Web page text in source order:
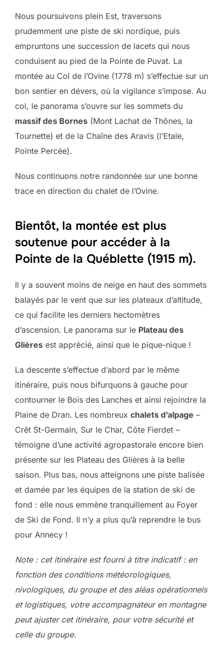
Nous poursuivons plein Est, traversons
prudemment une piste de ski nordique, puis
empruntons une succession de lacets qui nous
conduisent au pied de la Pointe de Puvat. La
montée au Col de l’Ovine (1778 m) s’effectue sur un
bon sentier en dévers, où la vigilance s’impose. Au
col, le panorama s’ouvre sur les sommets du
massif des Bornes (Mont Lachat de Thônes, la
Tournette) et de la Chaîne des Aravis (l’Etale,
Pointe Percée).
Nous continuons notre randonnée sur une bonne
trace en direction du chalet de l’Ovine.
Bientôt, la montée est plus
soutenue pour accéder à la
Pointe de la Québlette (1915 m).
Il y a souvent moins de neige en haut des sommets
balayés par le vent que sur les plateaux d’altitude,
ce qui facilite les derniers hectomètres
d’ascension. Le panorama sur le Plateau des
Glières est apprécié, ainsi que le pique-nique !
La descente s’effectue d’abord par le même
itinéraire, puis nous bifurquons à gauche pour
contourner le Bois des Lanches et ainsi rejoindre la
Plaine de Dran. Les nombreux chalets d’alpage –
Crêt St-Germain, Sur le Char, Côte Fierdet –
témoigne d’une activité agropastorale encore bien
présente sur les Plateau des Glières à la belle
saison. Plus bas, nous atteignons une piste balisée
et damée par les équipes de la station de ski de
fond : elle nous emmène tranquillement au Foyer
de Ski de Fond. Il n’y a plus qu’à reprendre le bus
pour Annecy !
Note : cet itinéraire est fourni à titre indicatif : en
fonction des conditions météorologiques,
nivologiques, du groupe et des aléas opérationnels
et logistiques, votre accompagnateur en montagne
peut ajuster cet itinéraire, pour votre sécurité et
celle du groupe.